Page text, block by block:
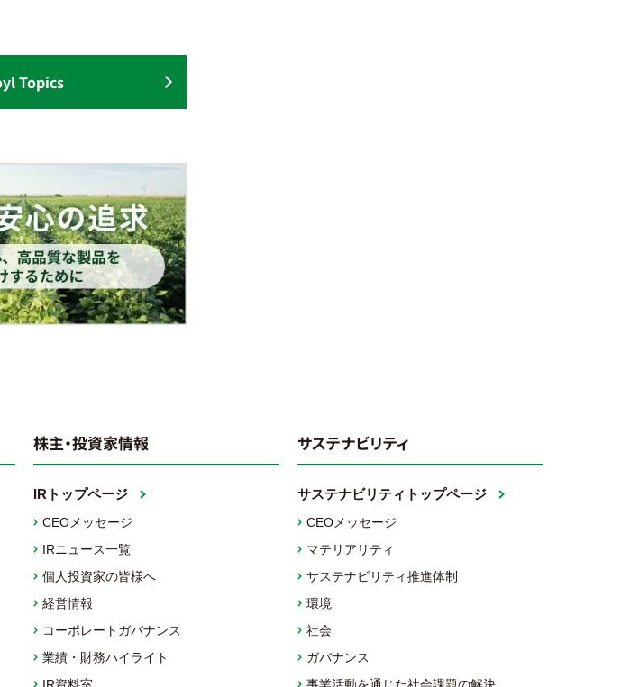
Topics
株主・投資家情報
IRトップページ
CEOメッセージ
IRニュース一覧
個人投資家の皆様へ
経営情報
コーポレートガバナンス
業績・財務ハイライト
IR資料室
サステナビリティ
サステナビリティトップページ
CEOメッセージ
マテリアリティ
サステナビリティ推進体制
環境
社会
ガバナンス
事業活動を通じた社会課題の解決